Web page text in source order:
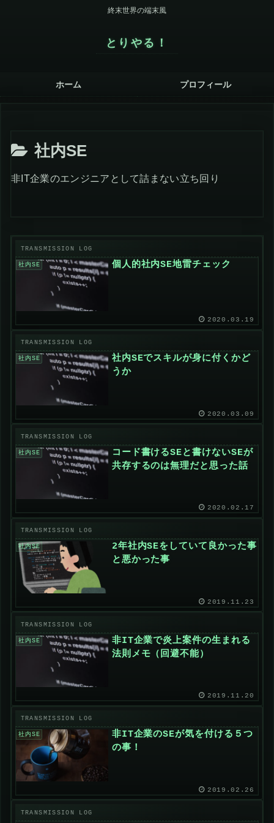
終末世界の端末風
とりやる！
ホーム プロフィール
社内SE
非IT企業のエンジニアとして詰まない立ち回り
社内SE 個人的社内SE地雷チェック
2020.03.19
社内SE
社内SEでスキルが身に付くかど
うか
2020.03.09
社内SE
コード書けるSEと書けないSEが
共存するのは無理だと思った話
2020.02.17
社内SE
2年社内SEをしていて良かった事
と悪かった事
2019.11.23
社内SE
非IT企業で炎上案件の生まれる
法則メモ（回避不能）
2019.11.20
社内SE
非IT企業のSEが気を付ける５つ
の事！
2019.02.26